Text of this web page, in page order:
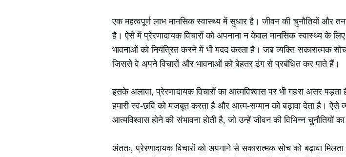
एक महत्वपूर्ण लाभ मानसिक स्वास्थ्य में सुधार है। जीवन की चुनौतियों और
है। ऐसे में प्रेरणादायक विचारों को अपनाना न केवल मानसिक स्वास्थ्य के
भावनाओं को नियंत्रित करने में भी मदद करता है। जब व्यक्ति सकारात्मक
जिससे वे अपने विचारों और भावनाओं को बेहतर ढंग से प्रबंधित कर पाते हैं।
इसके अलावा, प्रेरणादायक विचारों का आत्मविश्वास पर भी गहरा असर
हमारी स्व-छवि को मजबूत करता है और आत्म-सम्मान को बढ़ावा देता है। ऐसे
आत्मविश्वास होने की संभावना होती है, जो उन्हें जीवन की विभिन्न चुनौतियों
अंततः, प्रेरणादायक विचारों को अपनाने से सकारात्मक सोच को बढ़ावा